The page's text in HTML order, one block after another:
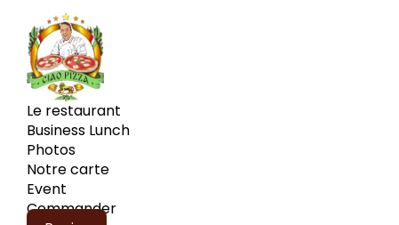
Le restaurant
Business Lunch
Photos
Notre carte
Event
Commander